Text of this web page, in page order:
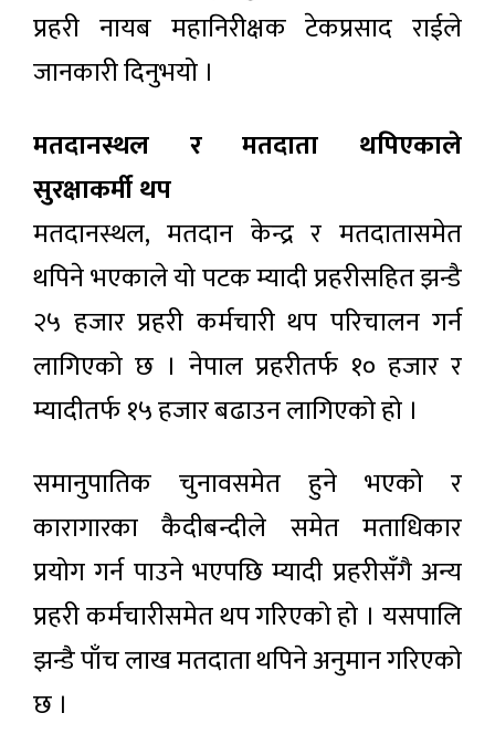
प्रहरी नायब महानिरीक्षक टेकप्रसाद राईले
जानकारी दिनुभयो ।
मतदानस्थल र मतदाता थपिएकाले
सुरक्षाकर्मी थप
मतदानस्थल, मतदान केन्द्र र मतदातासमेत
थपिने भएकाले यो पटक म्यादी प्रहरीसहित झन्डै
२५ हजार प्रहरी कर्मचारी थप परिचालन गर्न
लागिएको छ । नेपाल प्रहरीतर्फ १० हजार र
म्यादीतर्फ १५ हजार बढाउन लागिएको हो ।
समानुपातिक चुनावसमेत हुने भएको र
कारागारका कैदीबन्दीले समेत मताधिकार
प्रयोग गर्न पाउने भएपछि म्यादी प्रहरीसँगै अन्य
प्रहरी कर्मचारीसमेत थप गरिएको हो । यसपालि
झन्डै पाँच लाख मतदाता थपिने अनुमान गरिएको
छ ।